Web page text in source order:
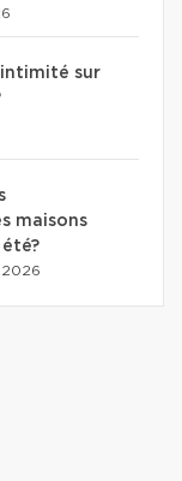
sur
maisons